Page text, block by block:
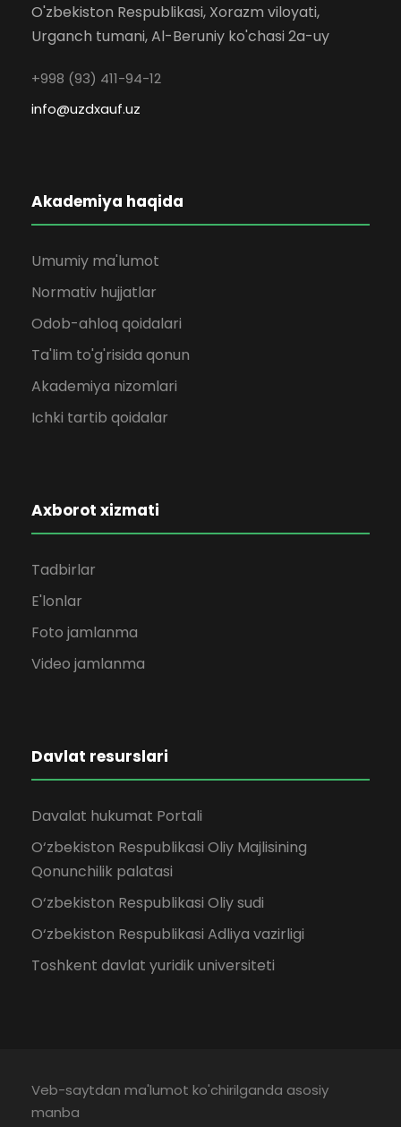
O'zbekiston Respublikasi, Xorazm viloyati,
Urganch tumani, Al-Beruniy ko'chasi 2a-uy
+998 (93) 411-94-12
info@uzdxauf.uz
Akademiya haqida
Umumiy ma'lumot
Normativ hujjatlar
Odob-ahloq qoidalari
Ta'lim to'g'risida qonun
Akademiya nizomlari
Ichki tartib qoidalar
Axborot xizmati
Tadbirlar
E'lonlar
Foto jamlanma
Video jamlanma
Davlat resurslari
Davalat hukumat Portali
O‘zbekiston Respublikasi Oliy Majlisining
Qonunchilik palatasi
O‘zbekiston Respublikasi Oliy sudi
O‘zbekiston Respublikasi Adliya vazirligi
Toshkent davlat yuridik universiteti
Veb-saytdan ma'lumot ko'chirilganda asosiy
manba